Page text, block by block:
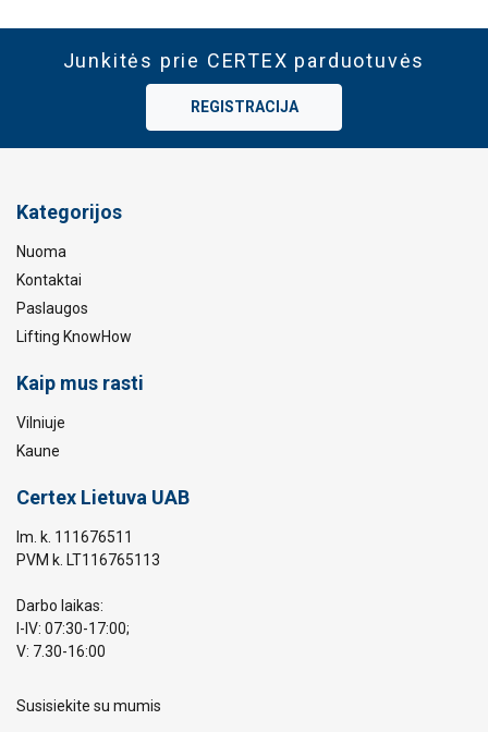
Junkitės prie CERTEX parduotuvės
REGISTRACIJA
Kategorijos
Nuoma
Kontaktai
Paslaugos
Lifting KnowHow
Kaip mus rasti
Vilniuje
Kaune
Certex Lietuva UAB
Im. k. 111676511
PVM k. LT116765113
Darbo laikas:
I-IV: 07:30-17:00;
V: 7.30-16:00
Susisiekite su mumis